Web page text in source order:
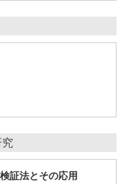
証法とその応用